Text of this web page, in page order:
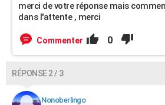
merci de votre réponse mais
dans l'attente , merci
Commenter 0
RÉPONSE 2 / 3
Nonoberlingo